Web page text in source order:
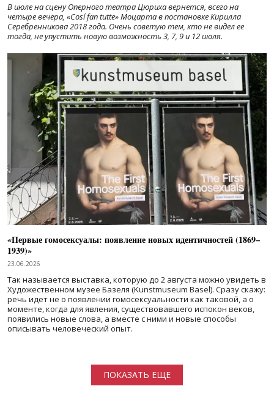
В июле на сцену Оперного театра Цюриха вернется, всего на
четыре вечера, «Cosí fan tutte» Моцарта в постановке Кирилла
Серебренникова 2018 года. Очень советую тем, кто не видел ее
тогда, не упустить новую возможность 3, 7, 9 и 12 июля.
«Первые гомосексуалы: появление новых идентичностей (1869–
1939)»
23.06.2026
Так называется выставка, которую до 2 августа можно увидеть в
Художественном музее Базеля (Kunstmuseum Basel). Сразу скажу:
речь идет не о появлении гомосексуальности как таковой, а о
моменте, когда для явления, существовавшего испокон веков,
появились новые слова, а вместе с ними и новые способы
описывать человеческий опыт.
ПОКАЗАТЬ ЕЩЕ